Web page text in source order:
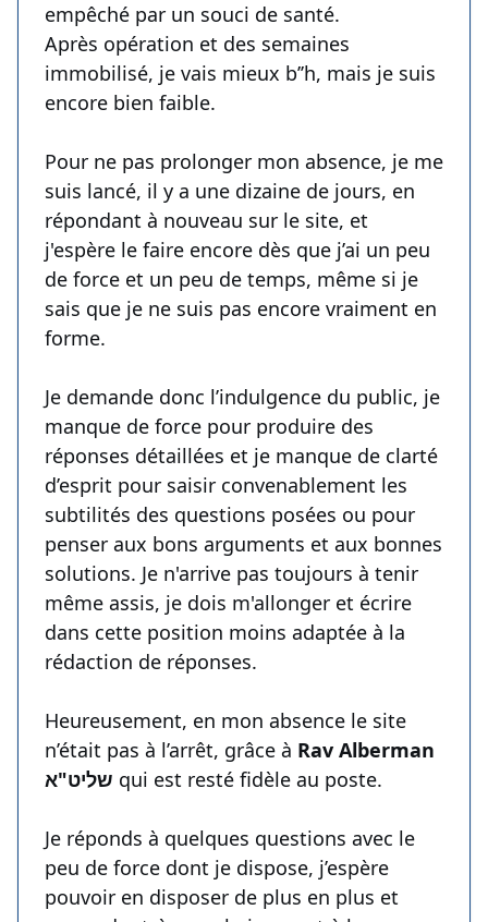
empêché par un souci de santé.
Après opération et des semaines
immobilisé, je vais mieux b’’h, mais je suis
encore bien faible.
Pour ne pas prolonger mon absence, je me
suis lancé, il y a une dizaine de jours, en
répondant à nouveau sur le site, et
j'espère le faire encore dès que j’ai un peu
de force et un peu de temps, même si je
sais que je ne suis pas encore vraiment en
forme.
Je demande donc l’indulgence du public, je
manque de force pour produire des
réponses détaillées et je manque de clarté
d’esprit pour saisir convenablement les
subtilités des questions posées ou pour
penser aux bons arguments et aux bonnes
solutions. Je n'arrive pas toujours à tenir
même assis, je dois m'allonger et écrire
dans cette position moins adaptée à la
rédaction de réponses.
Heureusement, en mon absence le site
n’était pas à l’arrêt, grâce à Rav Alberman
שליט"א qui est resté fidèle au poste.
Je réponds à quelques questions avec le
peu de force dont je dispose, j’espère
pouvoir en disposer de plus en plus et